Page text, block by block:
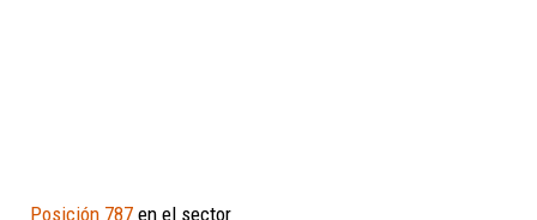
Posición 787 en el sector